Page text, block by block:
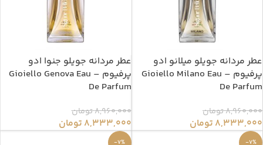
عطر مردانه جویلو میلانو ادو
پرفیوم – Gioiello Milano Eau
De Parfum
8,960,000تومان
8,333,000 تومان
عطر مردانه جویلو جنوا ادو
پرفیوم – Gioiello Genova Eau
De Parfum
8,960,000تومان
8,333,000 تومان
-7%
-7%